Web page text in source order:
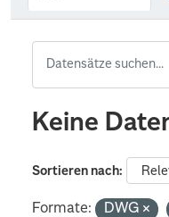
Keine
Sortieren nach
Formate: DWG